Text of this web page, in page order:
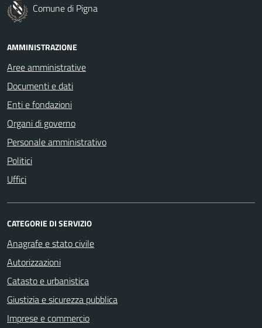
Comune di Pigna
AMMINISTRAZIONE
Aree amministrative
Documenti e dati
Enti e fondazioni
Organi di governo
Personale amministrativo
Politici
Uffici
CATEGORIE DI SERVIZIO
Anagrafe e stato civile
Autorizzazioni
Catasto e urbanistica
Giustizia e sicurezza pubblica
Imprese e commercio